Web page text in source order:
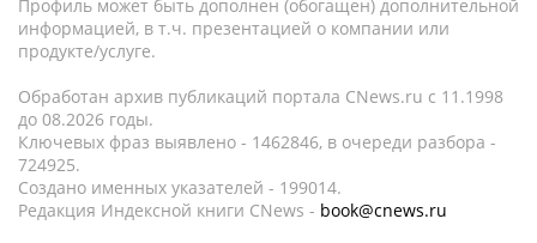
Профиль может быть дополнен (обогащен) дополнительной
информацией, в т.ч. презентацией о компании или
продукте/услуге.
Обработан архив публикаций портала CNews.ru c 11.1998
до 08.2026 годы.
Ключевых фраз выявлено - 1462846, в очереди разбора -
724925.
Создано именных указателей - 199014.
Редакция Индексной книги CNews - book@cnews.ru